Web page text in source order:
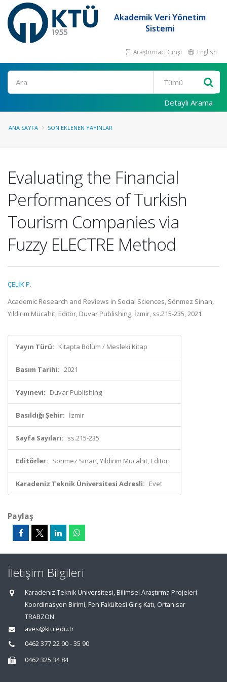
Akademik Veri Yönetim
Sistemi
Araştırmacı Girişi English
Ara
Detaylı Arama
ANA SAYFA SON EKLENEN YAYINLAR
Evaluating the Financial
Performances of Turkish
Tourism Companies via
Fuzzy ELECTRE Method
ÇELİK P.
Academic Research and Reviews in Social Sciences, Sönmez Sinan,
Yıldırım Mücahit, Editör, Duvar Publishing, İzmir, ss.215-235, 2021
Yayın Türü: Kitapta Bölüm / Mesleki Kitap
Basım Tarihi: 2021
Yayınevi: Duvar Publishing
Basıldığı Şehir: İzmir
Sayfa Sayıları: ss.215-235
Editörler: Sönmez Sinan, Yıldırım Mücahit, Editör
Karadeniz Teknik Üniversitesi Adresli: Evet
Paylaş
İletişim Bilgileri
Karadeniz Teknik Üniversitesi, Bilimsel Araştırma Projeleri
Koordinasyon Birimi, Fen Fakültesi Giriş Katı, Ortahisar
TRABZON
aves@ktu.edu.tr
0462 377 22 00 - 35 90
0462 325 34 84